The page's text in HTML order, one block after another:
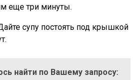
еще три минуты.
супу постоять под крышкой
найти по Вашему запросу: